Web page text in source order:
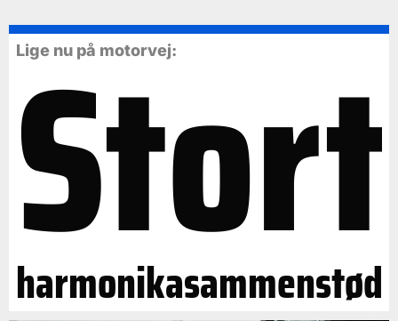
Lige nu på motorvej:
Stort
harmonikasammenstød